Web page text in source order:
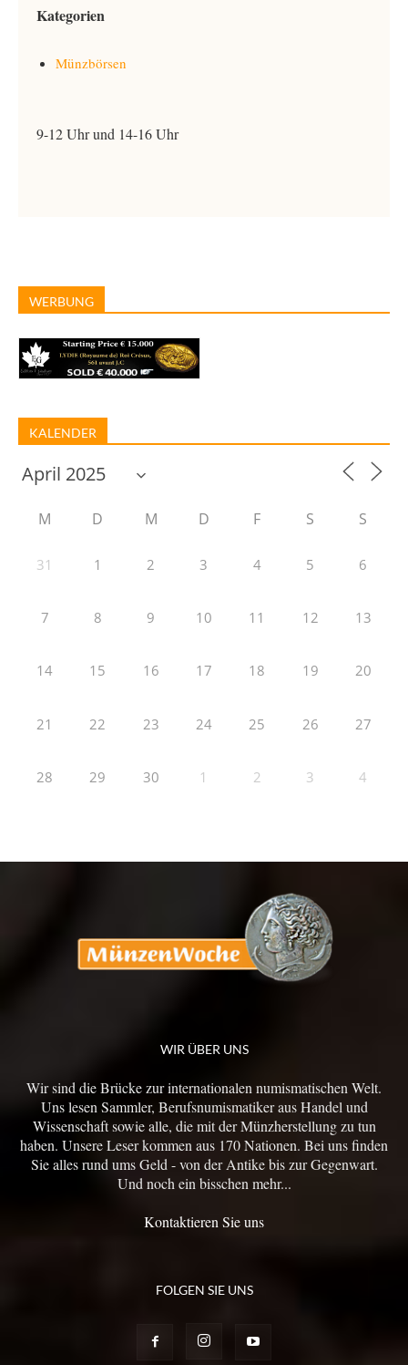
Kategorien
Münzbörsen
9-12 Uhr und 14-16 Uhr
WERBUNG
KALENDER
M D M D F S S
31 1 2 3 4 5 6
7 8 9 10 11 12 13
14 15 16 17 18 19 20
21 22 23 24 25 26 27
28 29 30 1 2 3 4
WIR ÜBER UNS
Wir sind die Brücke zur internationalen numismatischen Welt.
Uns lesen Sammler, Berufsnumismatiker aus Handel und
Wissenschaft sowie alle, die mit der Münzherstellung zu tun
haben. Unsere Leser kommen aus 170 Nationen. Bei uns finden
Sie alles rund ums Geld - von der Antike bis zur Gegenwart.
Und noch ein bisschen mehr...
Kontaktieren Sie uns
FOLGEN SIE UNS